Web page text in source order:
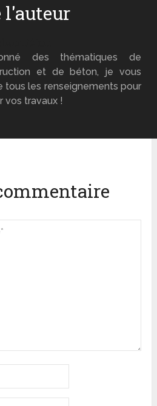
l'auteur
des thématiques de
et de béton, je vous
tous les renseignements pour
vos travaux !